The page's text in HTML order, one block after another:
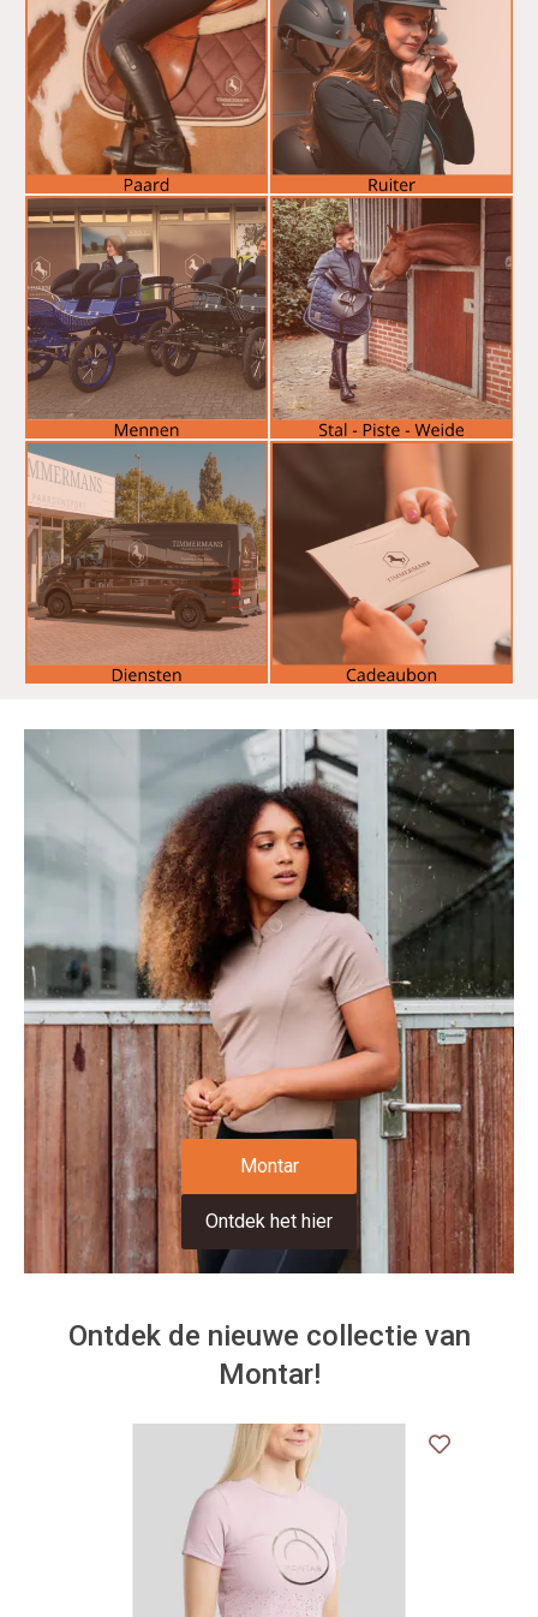
Ontdek het hier
Montar
Ontdek de nieuwe collectie van
Montar!